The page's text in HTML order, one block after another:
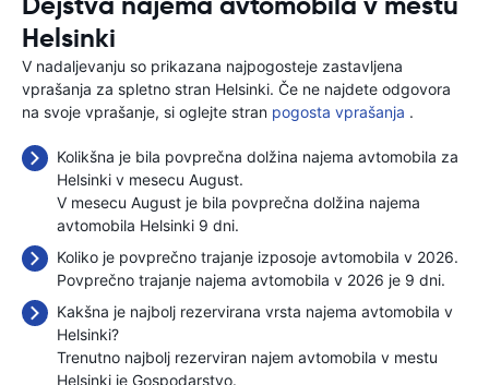
Helsinki
V nadaljevanju so prikazana najpogosteje zastavljena
vprašanja za spletno stran Helsinki. Če ne najdete odgovora
na svoje vprašanje, si oglejte stran pogosta vprašanja .
Kolikšna je bila povprečna dolžina najema avtomobila za
Helsinki v mesecu August.
V mesecu August je bila povprečna dolžina najema
avtomobila Helsinki 9 dni.
Koliko je povprečno trajanje izposoje avtomobila v 2026.
Povprečno trajanje najema avtomobila v 2026 je 9 dni.
Kakšna je najbolj rezervirana vrsta najema avtomobila v
Helsinki?
Trenutno najbolj rezerviran najem avtomobila v mestu
Helsinki je Gospodarstvo.